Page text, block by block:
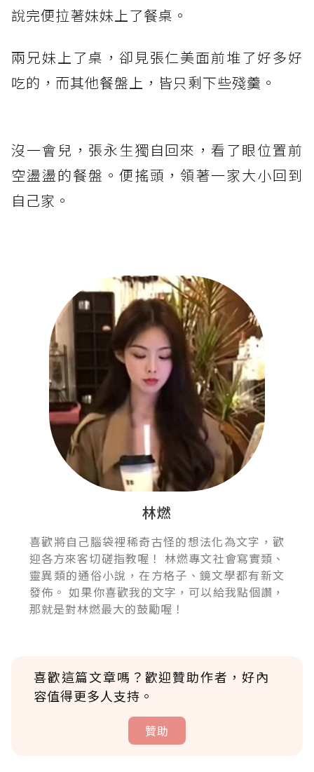
說完便拉著妹妹上了餐桌。
兩兄妹上了桌，卻見張仁美面前堆了好多好
吃的，而其他餐盤上，皆只剩下些殘羹。
沒一會兒，張永生獨自回來，看了眼位置前
空盪盪的餐盤。便搖頭，領著一家大小回到
自己家。
林燃
喜歡將自己腦袋裡稀奇古怪的想法化為文字，歡
迎各方來客切磋指教喔！ 林燃專文社會寫實類、
靈異類的通俗小說，在方格子、鏡文學都有新文
發佈。 如果你喜歡我的文字，可以給我點個讚，
那就是對林燃最大的鼓勵喔！
喜歡這篇文章嗎？歡迎贊助作者，好內
容值得更多人支持。
贊助